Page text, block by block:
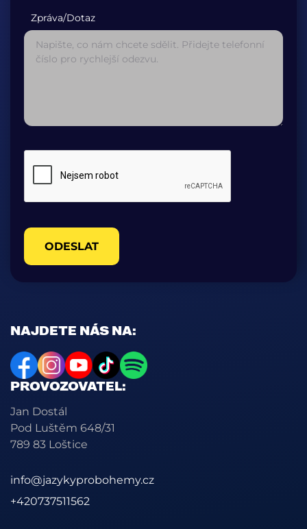
NAJDETE NÁS NA:
PROVOZOVATEL:
Jan Dostál
Pod Luštěm 648/31
789 83 Loštice
info@jazykyprobohemy.cz
+420737511562
Zpráva/Dotaz
ODESLAT